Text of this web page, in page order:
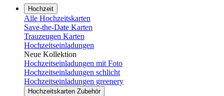
Hochzeit
Alle Hochzeitskarten
Save-the-Date Karten
Trauzeugen Karten
Hochzeitseinladungen
Neue Kollektion
Hochzeitseinladungen mit Foto
Hochzeitseinladungen schlicht
Hochzeitseinladungen greenery
Hochzeitskarten Zubehör